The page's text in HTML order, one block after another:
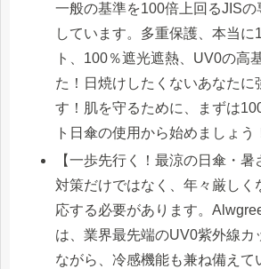
一般の基準を100倍上回るJIS
しています。多重保護、本当に
ト、100％遮光遮熱、UV0の高
た！日焼けしたくないあなたに
す！肌を守るために、まずは
ト日傘の使用から始めましょう
【一歩先行く！最涼の日傘・
対策だけではなく、年々厳しく
応する必要があります。
は、業界最先端のUV0紫外線カ
ながら、冷感機能も兼ね備えて